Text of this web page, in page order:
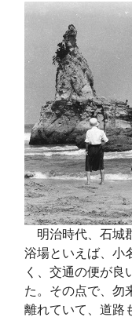
明治時代、石城
浴場といえば、小
く、交通の便が良
た。その点で、勿
離れていて、道路